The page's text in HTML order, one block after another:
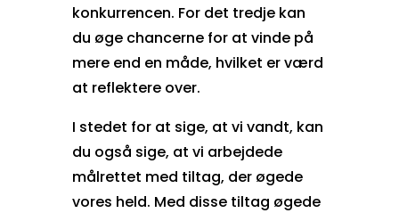
konkurrencen. For det tredje kan
du øge chancerne for at vinde på
mere end en måde, hvilket er værd
at reflektere over.
I stedet for at sige, at vi vandt, kan
du også sige, at vi arbejdede
målrettet med tiltag, der øgede
vores held. Med disse tiltag øgede